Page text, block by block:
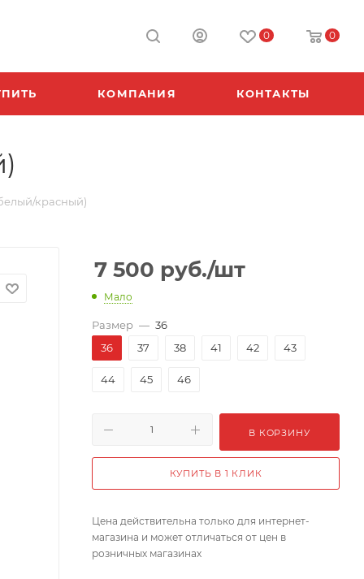
0 0
КОМПАНИЯ КОНТАКТЫ
красный)
7 500 руб./шт
Мало
Размер — 36
36
37 38 41 42 43
44 45 46
В КОРЗИНУ
КУПИТЬ В 1 КЛИК
Цена действительна только для интернет-
магазина и может отличаться от цен в
розничных магазинах